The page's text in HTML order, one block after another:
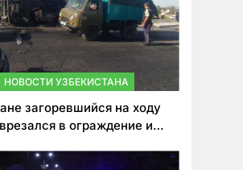
НОВОСТИ УЗБЕКИСТАНА
загоревшийся на ходу
в ограждение и